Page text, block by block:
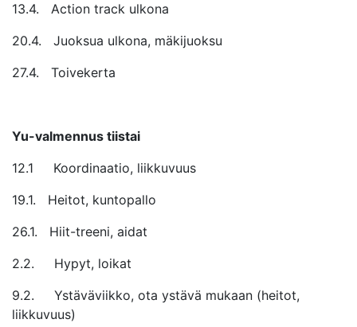
13.4. Action track ulkona
20.4. Juoksua ulkona, mäkijuoksu
27.4. Toivekerta
Yu-valmennus tiistai
12.1 Koordinaatio, liikkuvuus
19.1. Heitot, kuntopallo
26.1. Hiit-treeni, aidat
2.2. Hypyt, loikat
9.2. Ystäväviikko, ota ystävä mukaan (heitot,
liikkuvuus)